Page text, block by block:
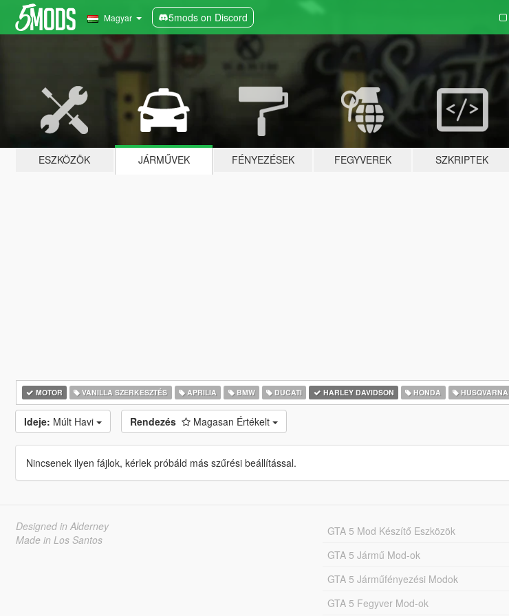
Magyar 5mods on Discord
ESZKÖZÖK JÁRMŰVEK FÉNYEZÉSEK FEGYVEREK SZKRIPTEK
MOTOR VANILLA SZERKESZTÉS APRILIA BMW DUCATI HARLEY DAVIDSON HONDA HUSQVARNA
Ideje: Múlt Havi Rendezés Magasan Értékelt
Nincsenek ilyen fájlok, kérlek próbáld más szűrési beállítással.
Designed in Alderney
Made in Los Santos
GTA 5 Mod Készítő Eszközök
GTA 5 Jármű Mod-ok
GTA 5 Járműfényezési Modok
GTA 5 Fegyver Mod-ok